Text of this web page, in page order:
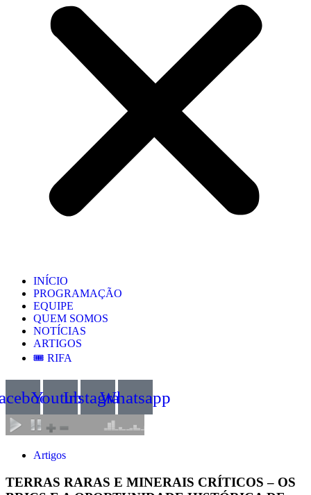
INÍCIO
PROGRAMAÇÃO
EQUIPE
QUEM SOMOS
NOTÍCIAS
ARTIGOS
🎟️ RIFA
YoutubeInstagramWhatsapp
Artigos
TERRAS RARAS E MINERAIS CRÍTICOS – OS